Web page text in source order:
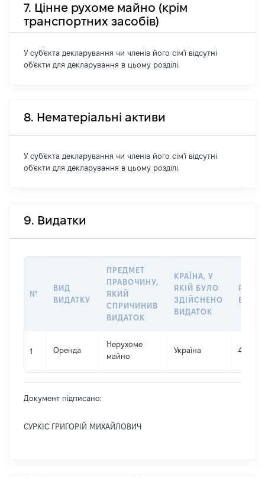
7. Цінне рухоме майно (крім
транспортних засобів)
У суб'єкта декларування чи членів його сім'ї відсутні
об'єкти для декларування в цьому розділі.
8. Нематеріальні активи
У суб'єкта декларування чи членів його сім'ї відсутні
об'єкти для декларування в цьому розділі.
9. Видатки
№
ВИД
ВИДАТКУ
ПРЕДМЕТ
ПРАВОЧИНУ,
ЯКИЙ
СПРИЧИНИВ
ВИДАТОК
КРАЇНА, У
ЯКІЙ БУЛО
ЗДІЙСНЕНО
ВИДАТОК
1 Оренда
Нерухоме
майно
Україна
Документ підписано:
СУРКІС ГРИГОРІЙ МИХАЙЛОВИЧ